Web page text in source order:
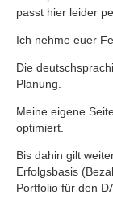
passt hier leider
Ich nehme euer
Die
Planung.
Meine eigene
optimiert.
Bis dahin gilt
Erfolgsbasis
Portfolio für den